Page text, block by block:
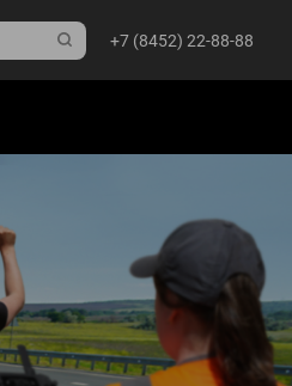
+7 (8452) 22-88-88